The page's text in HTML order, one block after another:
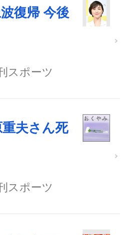
復帰 今後
スポーツ
重夫さん死
スポーツ